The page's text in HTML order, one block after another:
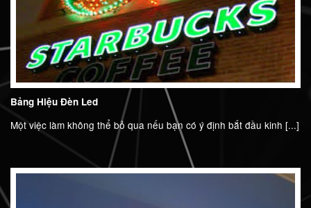
Bảng Hiệu Đèn Led
Một việc làm không thể bỏ qua nếu bạn có ý định bắt đầu kinh [...]